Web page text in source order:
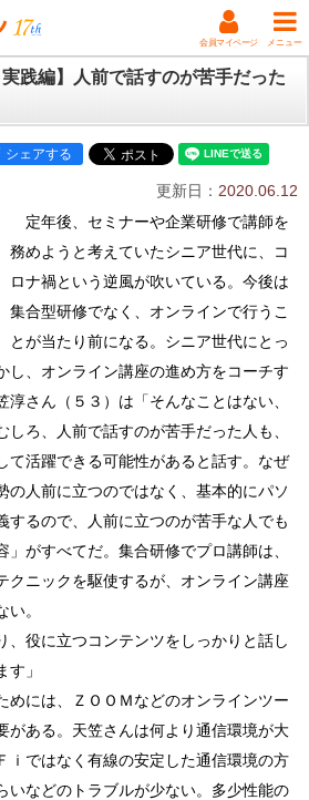
会員マイページ メニュー
践編】人前で話すのが苦手だった
シェアする
更新日： 2020.06.12
定年後、セミナーや企業研修で講師を
務めようと考えていたシニア世代に、コ
ロナ禍という逆風が吹いている。今後は
集合型研修でなく、オンラインで行うこ
とが当たり前になる。シニア世代にとっ
し、オンライン講座の進め方をコーチす
淳さん（５３）は「そんなことはない、
ろ、人前で話すのが苦手だった人も、
て活躍できる可能性があると話す。なぜ
の人前に立つのではなく、基本的にパソ
するので、人前に立つのが苦手な人でも
」がすべてだ。集合研修でプロ講師は、
クニックを駆使するが、オンライン講座
い。
役に立つコンテンツをしっかりと話し
」
には、ＺＯＯＭなどのオンラインツー
がある。天笠さんは何より通信環境が大
ｉではなく有線の安定した通信環境の方
いなどのトラブルが少ない。多少性能の